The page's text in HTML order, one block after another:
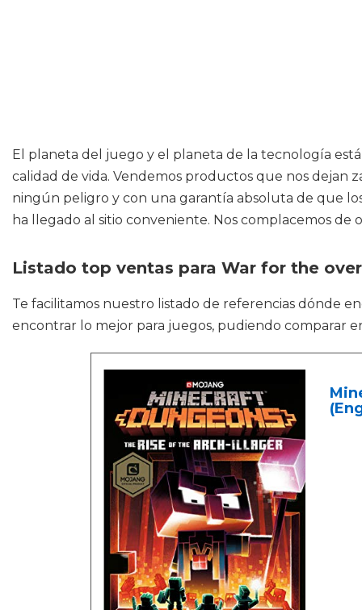
El planeta del juego y el planeta de la tecnología
calidad de vida. Vendemos productos que nos dejan
ningún peligro y con una garantía absoluta de que
ha llegado al sitio conveniente. Nos complacemos de
Listado top ventas para War for the
Te facilitamos nuestro listado de referencias dónde
encontrar lo mejor para juegos, pudiendo comparar